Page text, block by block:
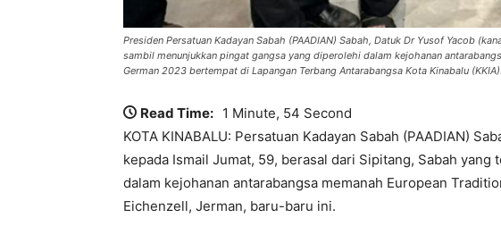
Presiden Persatuan Kadayan Sabah (PAADIAN) Sabah, Datuk Dr Yusof Yacob
sambil menunjukkan pingat gangsa yang diperolehi dalam kejohanan
German 2023 bertempat di Lapangan Terbang Antarabangsa Kota Kinabalu (KKIA).
Read Time: 1 Minute, 54 Second
KOTA KINABALU: Persatuan Kadayan Sabah (PAADIAN)
kepada Ismail Jumat, 59, berasal dari Sipitang, Sabah yang
dalam kejohanan antarabangsa memanah European
Eichenzell, Jerman, baru-baru ini.